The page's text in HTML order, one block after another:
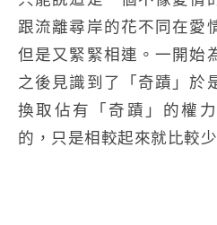
跟流離尋岸的花不同在愛
但是又緊緊相連。一開始
之後見識到了「奇蹟」於
換取佔有「奇蹟」的權
的，只是相較起來就比較少